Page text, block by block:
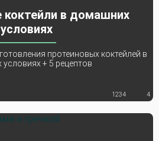
коктейли в домашних
условиях
протеиновых коктейлей в
+ 5 рецептов
1234 4